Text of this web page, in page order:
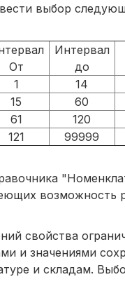
выбор
От
Интервал
до
1
14
15
60
61
120
121
99999
возможность
свойства
и значениями
и складам.